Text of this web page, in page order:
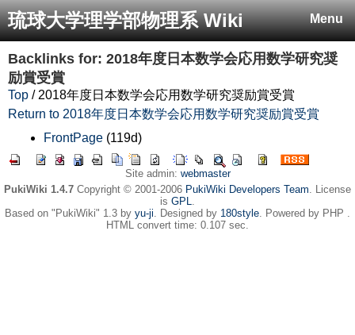
Menu
琉球大学理学部物理系 Wiki
Backlinks for: 2018年度日本数学会応用数学研究奨
励賞受賞
Top / 2018年度日本数学会応用数学研究奨励賞受賞
Return to 2018年度日本数学会応用数学研究奨励賞受賞
FrontPage (119d)
Site admin: webmaster
PukiWiki 1.4.7 Copyright © 2001-2006 PukiWiki Developers Team. License
is GPL.
Based on "PukiWiki" 1.3 by yu-ji. Designed by 180style. Powered by PHP .
HTML convert time: 0.107 sec.